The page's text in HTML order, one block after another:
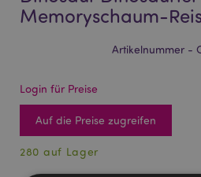
Memoryschaum-
Artikelnummer -
Login für Preise
Auf die Preise zugreifen
280 auf Lager